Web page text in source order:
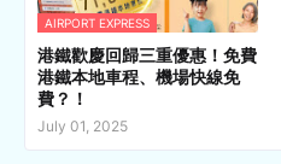
AIRPORT EXPRESS
港鐵歡慶回歸三重優惠！免費
港鐵本地車程、機場快線免
費？！
July 01, 2025